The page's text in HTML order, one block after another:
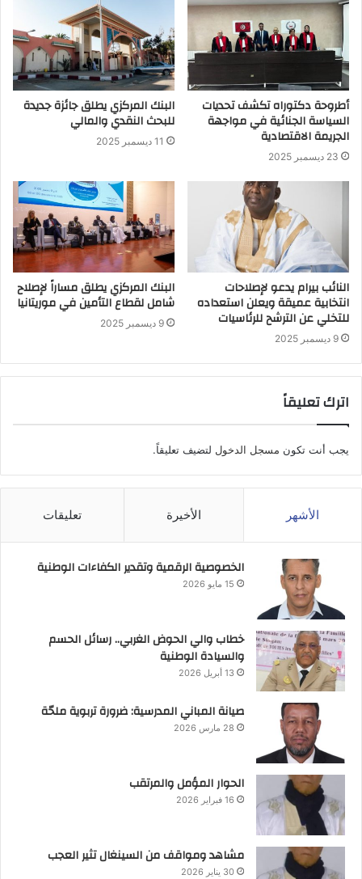
أطروحة دكتوراه تكشف تحديات
السياسة الجنائية في مواجهة
الجريمة الاقتصادية
23 ديسمبر 2025
البنك المركزي يطلق جائزة جديدة
للبحث النقدي والمالي
11 ديسمبر 2025
النائب بيرام يدعو لإصلاحات
انتخابية عميقة ويعلن استعداده
للتخلي عن الترشح للرئاسيات
9 ديسمبر 2025
البنك المركزي يطلق مساراً لإصلاح
شامل لقطاع التأمين في موريتانيا
9 ديسمبر 2025
اترك تعليقاً
يجب أنت تكون مسجل الدخول لتضيف تعليقاً.
الأشهر الأخيرة تعليقات
الخصوصية الرقمية وتقدير الكفاءات الوطنية
15 مايو 2026
خطاب والي الحوض الغربي.. رسائل الحسم
والسيادة الوطنية
13 أبريل 2026
صيانة المباني المدرسية: ضرورة تربوية ملحّة
28 مارس 2026
الحوار المؤمل والمرتقب
16 فبراير 2026
مشاهد ومواقف من السينغال تثير العجب
30 يناير 2026